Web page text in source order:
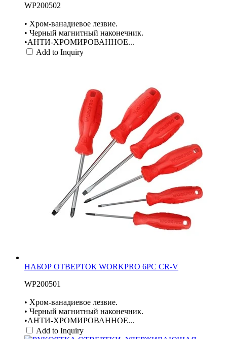
WP200502
• Хром-ванадиевое лезвие.
• Черный магнитный наконечник.
•АНТИ-ХРОМИРОВАННОЕ...
Add to Inquiry
НАБОР ОТВЕРТОК WORKPRO 6PC CR-V
WP200501
• Хром-ванадиевое лезвие.
• Черный магнитный наконечник.
•АНТИ-ХРОМИРОВАННОЕ...
Add to Inquiry